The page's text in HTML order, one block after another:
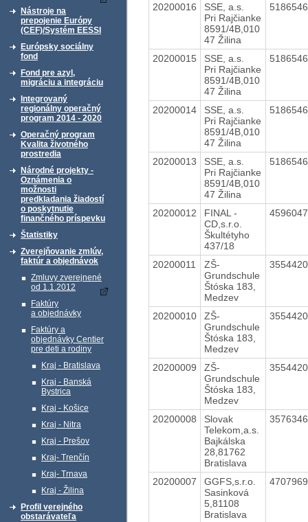
Nástroje na
prepojenie Európy
(CEF)/Systém EESSI
Európsky sociálny
fond
Fond pre azyl,
migráciu a integráciu
Integrovaný
regionálny operačný
program 2014 - 2020
Operačný program
Kvalita životného
prostredia
Národné projekty -
Oznámenia o
možnosti
predkladania žiadostí
o poskytnutie
finančného príspevku
Štatistiky
Zverejňovanie zmlúv,
faktúr a objednávok
Zmluvy zverejnené
od 1.1.2012
Faktúry
a objednávky
Faktúry a
objednávky Centier
pre deti a rodiny
Kraj - Bratislava
Kraj - Banská
Bystrica
Kraj - Košice
Kraj - Nitra
Kraj - Prešov
Kraj- Trenčín
Kraj- Trnava
Kraj - Žilina
Profil verejného
obstarávateľa
20200016
SSE, a.s.
Pri Rajčianke
8591/4B,010
47 Žilina
20200015
SSE, a.s.
Pri Rajčianke
8591/4B,010
47 Žilina
20200014
SSE, a.s.
Pri Rajčianke
8591/4B,010
47 Žilina
20200013
SSE, a.s.
Pri Rajčianke
8591/4B,010
47 Žilina
20200012
FINAL -
CD,s.r.o.
Škultétyho
437/18
20200011
ZŠ-
Grundschule
Štóska 183,
Medzev
20200010
ZŠ-
Grundschule
Štóska 183,
Medzev
20200009
ZŠ-
Grundschule
Štóska 183,
Medzev
20200008
Slovak
Telekom,a.s.
Bajkálska
28,81762
Bratislava
20200007
GGFS,s.r.o.
Sasinková
5,81108
Bratislava